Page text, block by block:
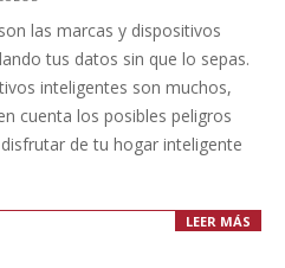
las marcas y dispositivos
tus datos sin que lo sepas.
inteligentes son muchos,
cuenta los posibles peligros
de tu hogar inteligente
LEER MÁS